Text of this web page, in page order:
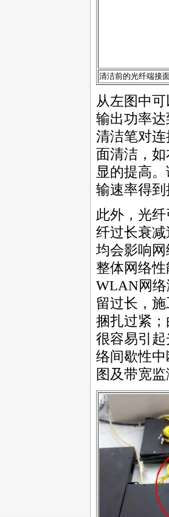
清洁前的光纤端接
从左图中
输出功率
清洁笔对
面清洁，
显的提高
输速率得
此外，光
纤过长衰
均会影响
整体网络
WLAN网
留过长，
捆扎过紧
很容易引
络间歇性
图及带宽